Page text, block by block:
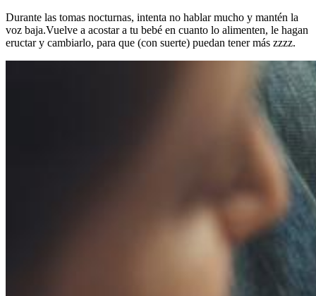
Durante las tomas nocturnas, intenta no hablar mucho y mantén la
voz baja.Vuelve a acostar a tu bebé en cuanto lo alimenten, le hagan
eructar y cambiarlo, para que (con suerte) puedan tener más zzzz.